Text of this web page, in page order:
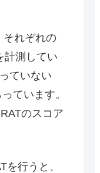
それぞれの
計測してい
ていない
ています。
のスコア
行うと、